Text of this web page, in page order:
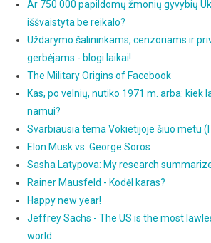
Ar 750 000 papildomų žmonių gyvybių
iššvaistyta be reikalo?
Uždarymo šalininkams, cenzoriams ir
gerbėjams - blogi laikai!
The Military Origins of Facebook
Kas, po velnių, nutiko 1971 m. arba: kiek
namui?
Svarbiausia tema Vokietijoje šiuo metu (I
Elon Musk vs. George Soros
Sasha Latypova: My research
Rainer Mausfeld - Kodėl karas?
Happy new year!
Jeffrey Sachs - The US is the most
world